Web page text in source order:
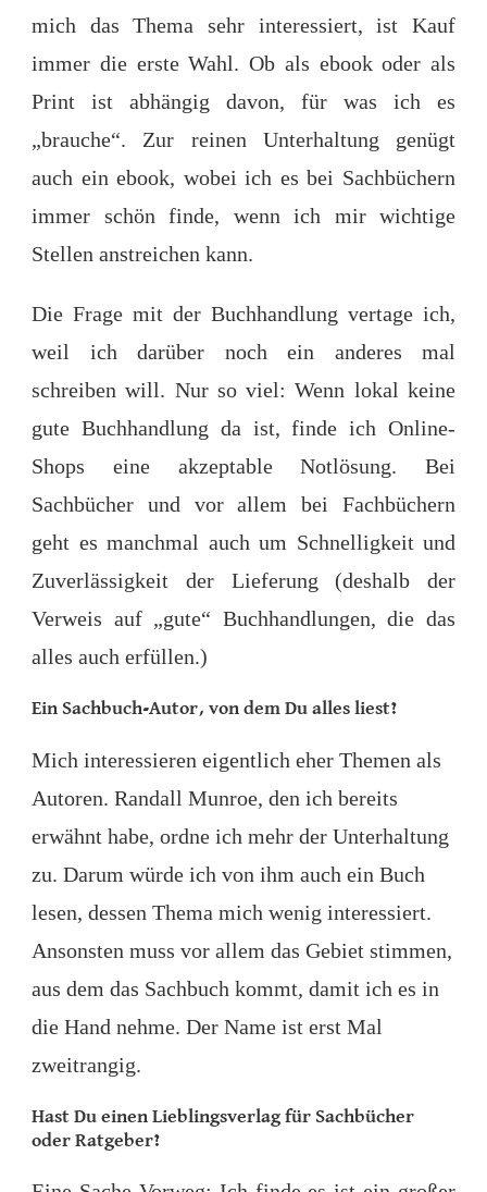
mich das Thema sehr interessiert, ist Kauf
immer die erste Wahl. Ob als ebook oder als
Print ist abhängig davon, für was ich es
„brauche“. Zur reinen Unterhaltung genügt
auch ein ebook, wobei ich es bei Sachbüchern
immer schön finde, wenn ich mir wichtige
Stellen anstreichen kann.
Die Frage mit der Buchhandlung vertage ich,
weil ich darüber noch ein anderes mal
schreiben will. Nur so viel: Wenn lokal keine
gute Buchhandlung da ist, finde ich Online-
Shops eine akzeptable Notlösung. Bei
Sachbücher und vor allem bei Fachbüchern
geht es manchmal auch um Schnelligkeit und
Zuverlässigkeit der Lieferung (deshalb der
Verweis auf „gute“ Buchhandlungen, die das
alles auch erfüllen.)
Ein Sachbuch-Autor, von dem Du alles liest?
Mich interessieren eigentlich eher Themen als
Autoren. Randall Munroe, den ich bereits
erwähnt habe, ordne ich mehr der Unterhaltung
zu. Darum würde ich von ihm auch ein Buch
lesen, dessen Thema mich wenig interessiert.
Ansonsten muss vor allem das Gebiet stimmen,
aus dem das Sachbuch kommt, damit ich es in
die Hand nehme. Der Name ist erst Mal
zweitrangig.
Hast Du einen Lieblingsverlag für Sachbücher
oder Ratgeber?